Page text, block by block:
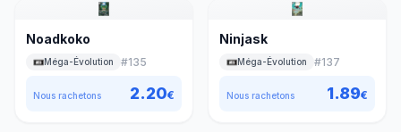
Noadkoko
Méga-Évolution #135
Nous rachetons 2.20€
Ninjask
Méga-Évolution #137
Nous rachetons 1.89€